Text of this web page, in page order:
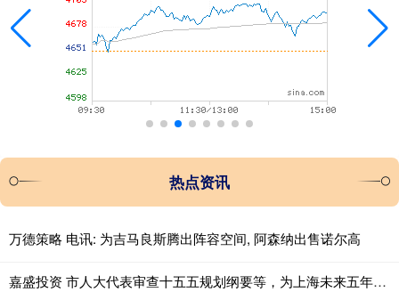
热点资讯
万德策略 电讯: 为吉马良斯腾出阵容空间, 阿森纳出售诺尔高
嘉盛投资 市人大代表审查十五五规划纲要等，为上海未来五年发展出谋划策